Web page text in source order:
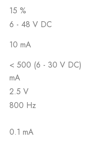
15 %
6 - 48 V DC
10 mA
< 500 (6 - 30 V DC)
mA
2.5 V
800 Hz
0.1 mA